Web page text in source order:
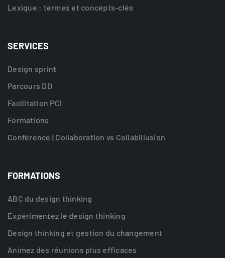
Lexique : termes et concepts-clés
SERVICES
Design sprint
Parcours DD
Facilitation PCI
Formations
Conférence | Collaboration vs Collabillusion
FORMATIONS
ABC du design thinking
Expérimentez le design thinking
Design thinking et gestion du changement
Animez des réunions plus efficaces